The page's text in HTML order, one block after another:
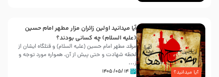
آیا میدانید؟
آیا میدانید اولین زائران مزار مطهر امام حسین
(علیه السلام) چه کسانی بودند؟
مرقد مطهر امام حسین (علیه السلام) و قتلگاه ایشان از
لحظه شهادت و حتی پیش از آن، همواره مورد توجه و
ز...
۱۴ /۰۵/ ۱۴۰۵